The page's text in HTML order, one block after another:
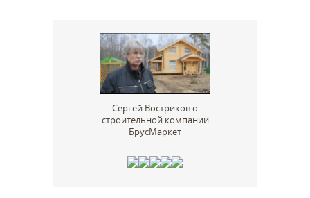
Сергей Востриков о
строительной компании
БрусМаркет